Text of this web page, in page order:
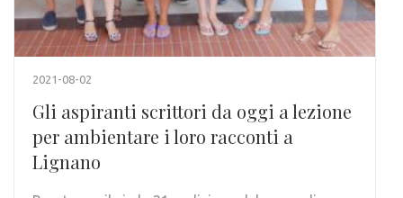
2021-08-02
Gli aspiranti scrittori da oggi a lezione
per ambientare i loro racconti a
Lignano